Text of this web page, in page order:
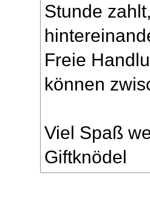
Stunde
Freie
können
Viel Spaß
Giftknödel